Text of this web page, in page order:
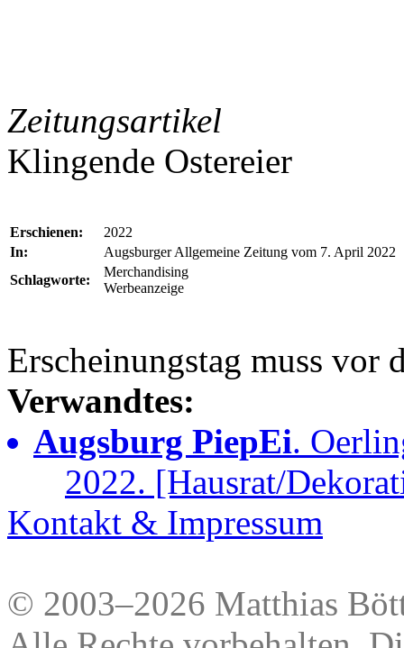
Zeitungsartikel
Klingende Ostereier
Erschienen:
2022
In:
Augsburger Allgemeine Zeitung vom 7. April 2022
Schlagworte:
Merchandising
Werbeanzeige
Erscheinungstag muss vor
Verwandtes:
Augsburg PiepEi.
2022. [Hausrat/
Kontakt & Impressum
© 2003–2026 Matthias